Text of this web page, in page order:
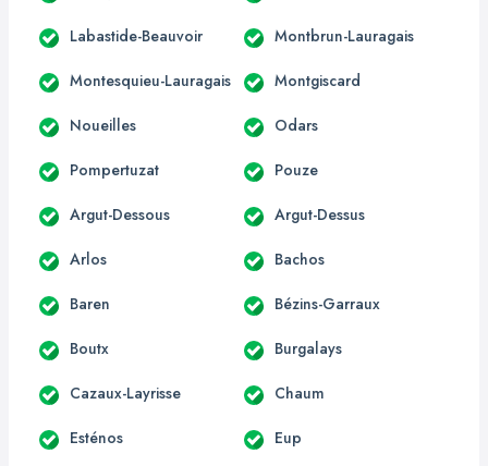
Labastide-Beauvoir Montbrun-Lauragais
Montesquieu-Lauragais Montgiscard
Noueilles Odars
Pompertuzat Pouze
Argut-Dessous Argut-Dessus
Arlos Bachos
Baren Bézins-Garraux
Boutx Burgalays
Cazaux-Layrisse Chaum
Esténos Eup